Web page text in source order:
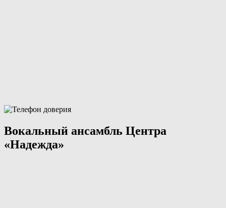
Вокальный ансамбль Центра
«Надежда»